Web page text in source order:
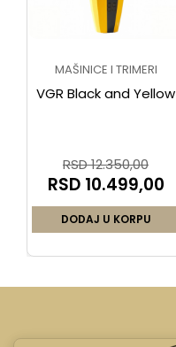
MAŠINICE I TRIMERI
VGR Black and Yellow
RSD 12.350,00
RSD 10.499,00
DODAJ U KORPU